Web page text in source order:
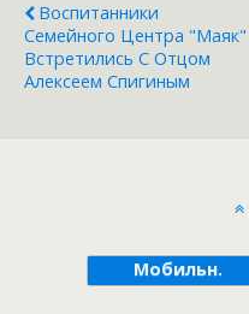
Воспитанники
Семейного Центра "Маяк"
Встретились С Отцом
Алексеем Спигиным
Мобильн.